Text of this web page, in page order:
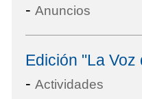
- Anuncios
Edición "La Voz
- Actividades